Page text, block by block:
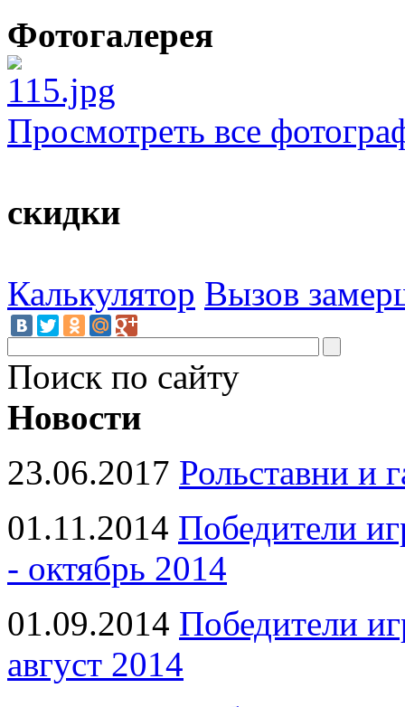
Фотогалерея
Просмотреть все
скидки
Калькулятор Вызов
Поиск по сайту
Новости
23.06.2017 Рольставни и
01.11.2014 Победители
- октябрь 2014
01.09.2014 Победители
август 2014